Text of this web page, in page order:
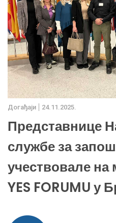
Дoгађаjи 24.11.2025.
Представнице
службе за
учествовале
YES FORUMU у